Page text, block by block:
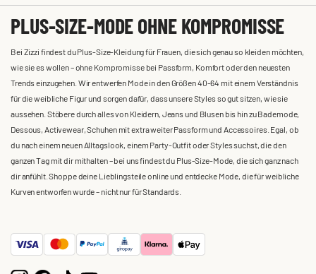
PLUS-SIZE-MODE OHNE KOMPROMISSE
Bei Zizzi findest du Plus-Size-Kleidung für Frauen, die sich genau so kleiden möchten,
wie sie es wollen – ohne Kompromisse bei Passform, Komfort oder den neuesten
Trends einzugehen. Wir entwerfen Mode in den Größen 40-64 mit einem Verständnis
für die weibliche Figur und sorgen dafür, dass unsere Styles so gut sitzen, wie sie
aussehen. Stöbere durch alles von Kleidern, Jeans und Blusen bis hin zu Bademode,
Dessous, Activewear, Schuhen mit extra weiter Passform und Accessoires. Egal, ob
du nach einem neuen Alltagslook, einem Party-Outfit oder Styles suchst, die den
ganzen Tag mit dir mithalten – bei uns findest du Plus-Size-Mode, die sich ganz nach
dir anfühlt. Shoppe deine Lieblingsteile online und entdecke Mode, die für weibliche
Kurven entworfen wurde – nicht nur für Standards.